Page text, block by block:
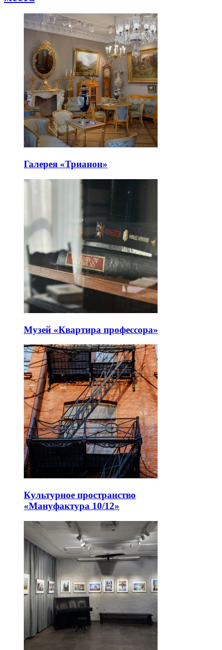
Галерея «Трианон»
Музей «Квартира профессора»
Культурное пространство
«Мануфактура 10/12»